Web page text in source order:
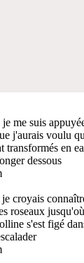
me suis
j'aurais voulu
transformés en
dessous
croyais
roseaux
s'est figé